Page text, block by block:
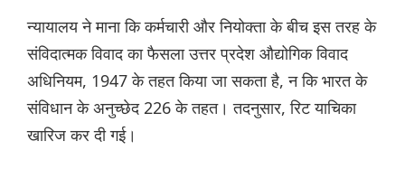
न्यायालय ने माना कि कर्मचारी और नियोक्ता के बीच इस तरह के
संविदात्मक विवाद का फैसला उत्तर प्रदेश औद्योगिक विवाद
अधिनियम, 1947 के तहत किया जा सकता है, न कि भारत के
संविधान के अनुच्छेद 226 के तहत। तदनुसार, रिट याचिका
खारिज कर दी गई।